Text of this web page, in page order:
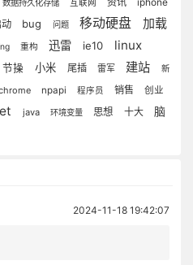
数据持久化存储 互联网 iphone
bug 问题 移动硬盘 加载
重构 迅雷 ie10
linux
节操 小米 尾插 雷军 建站 新
npapi 程序员 销售 创业
java 环境变量 思想 十大
脑
2024-11-18 19:42:07